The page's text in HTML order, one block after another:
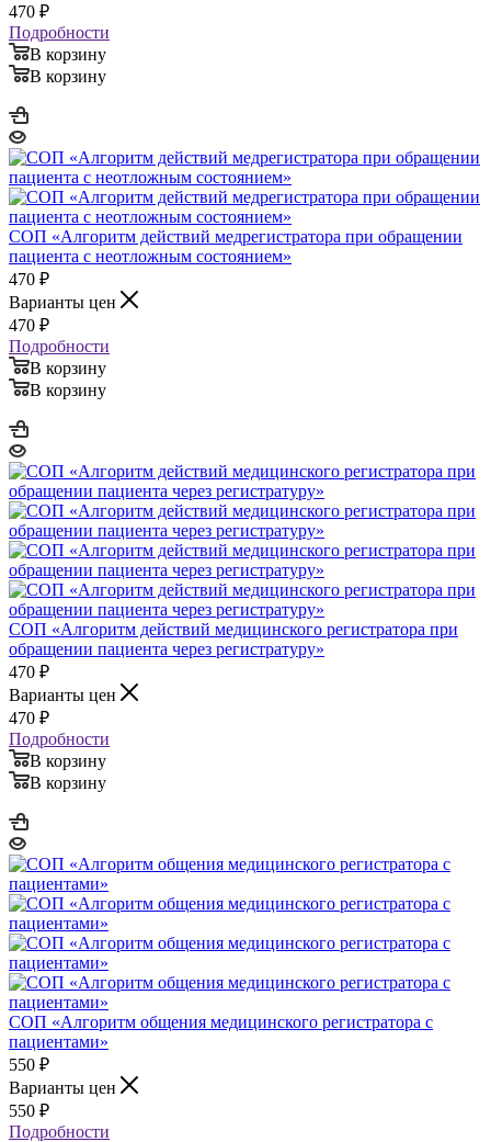
470 ₽
Подробности
В корзину
В корзину
СОП «Алгоритм действий медрегистратора при обращении
пациента с неотложным состоянием»
470 ₽
Варианты цен
470 ₽
Подробности
В корзину
В корзину
СОП «Алгоритм действий медицинского регистратора при
обращении пациента через регистратуру»
470 ₽
Варианты цен
470 ₽
Подробности
В корзину
В корзину
СОП «Алгоритм общения медицинского регистратора с
пациентами»
550 ₽
Варианты цен
550 ₽
Подробности